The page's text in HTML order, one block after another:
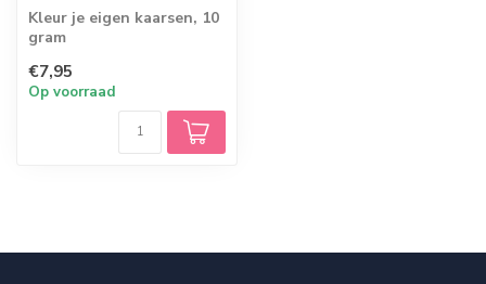
Kleur je eigen kaarsen, 10
gram
€7,95
Op voorraad